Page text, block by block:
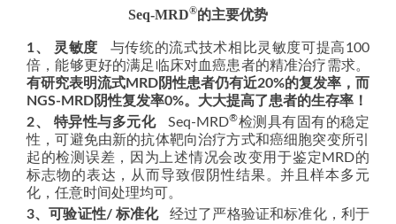
Seq-MRD®的主要优势
1、 灵敏度 与传统的流式技术相比灵敏度可提高100
倍，能够更好的满足临床对血癌患者的精准治疗需求。
有研究表明流式MRD阴性患者仍有近20%的复发率，而
NGS-MRD阴性复发率0%。大大提高了患者的生存率！
2、 特异性与多元化Seq-MRD®检测具有固有的稳定
性，可避免由新的抗体靶向治疗方式和癌细胞突变所引
起的检测误差，因为上述情况会改变用于鉴定MRD的
标志物的表达，从而导致假阴性结果。并且样本多元
化，任意时间处理均可。
3、可验证性/ 标准化
经过了严格验证和标准化，利于